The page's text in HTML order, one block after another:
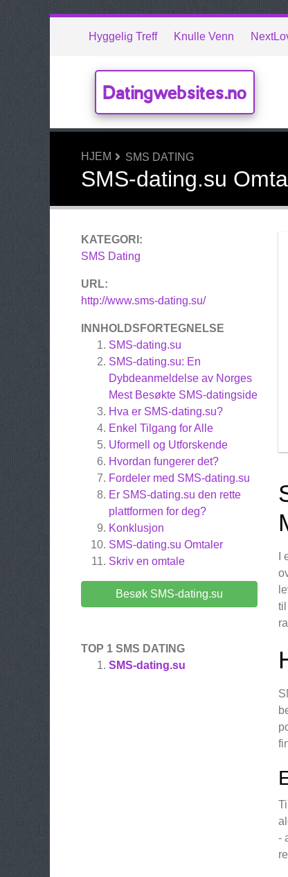
Hyggelig Treff Knulle Venn
Datingwebsites.no
HJEM SMS DATING
SMS-dating.su
KATEGORI:
SMS Dating
URL:
http://www.sms-dating.su/
INNHOLDSFORTEGNELSE
SMS-dating.su
SMS-dating.su: En
Dybdeanmeldelse av Norges
Mest Besøkte SMS-datingside
Hva er SMS-dating.su?
Enkel Tilgang for Alle
Uformell og Utforskende
Hvordan fungerer det?
Fordeler med SMS-dating.su
Er SMS-dating.su den rette
plattformen for deg?
Konklusjon
SMS-dating.su Omtaler
Skriv en omtale
Besøk SMS-dating.su
TOP 1 SMS DATING
SMS-dating.su
-